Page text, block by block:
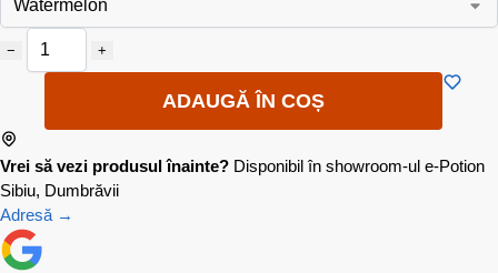
− +
ADAUGĂ ÎN COȘ
Vrei să vezi produsul înainte? Disponibil în showroom-ul e-Potion
Sibiu, Dumbrăvii
Adresă →